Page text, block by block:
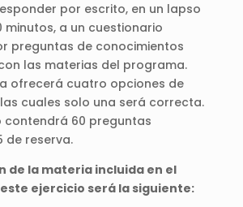
por escrito, en un lapso
minutos, a un cuestionario
preguntas de conocimientos
las materias del programa.
ofrecerá cuatro opciones de
cuales solo una será correcta.
contendrá 60 preguntas
de reserva.
de la materia incluida en el
ejercicio será la siguiente: